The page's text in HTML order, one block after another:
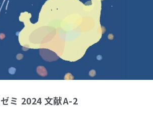
ミ 2024 文献A-2